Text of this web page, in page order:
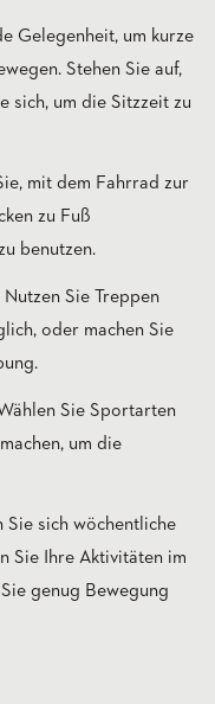
Gelegenheit, um kurze
Stehen Sie auf,
sich, um die Sitzzeit zu
mit dem Fahrrad zur
zu Fuß
benutzen.
Nutzen Sie Treppen
oder machen Sie
Sie Sportarten
machen, um die
Sie sich wöchentliche
Sie Ihre Aktivitäten im
genug Bewegung